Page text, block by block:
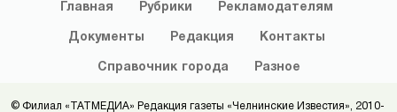
Главная Рубрики Рекламодателям
Документы Редакция Контакты
Справочник города Разное
© Филиал «ТАТМЕДИА» Редакция газеты «Челнинские Известия», 2010-